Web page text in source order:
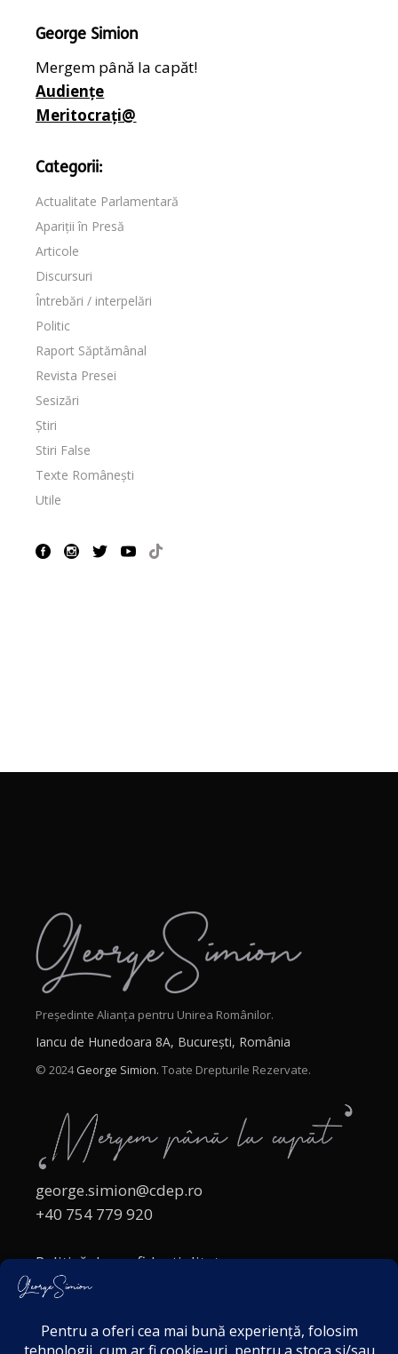
George Simion
Mergem până la capăt!
Audiențe
Meritocrați@
Categorii:
Actualitate Parlamentară
Apariții în Presă
Articole
Discursuri
Întrebări / interpelări
Politic
Raport Săptămânal
Revista Presei
Sesizări
Știri
Stiri False
Texte Românești
Utile
Președinte Alianța pentru Unirea Românilor.
Iancu de Hunedoara 8A, București, România
© 2024George Simion. Toate Drepturile Rezervate.
george.simion@cdep.ro
+40 754 779 920
Politică de confidențialitate
Politica cookies
Acordul de markting